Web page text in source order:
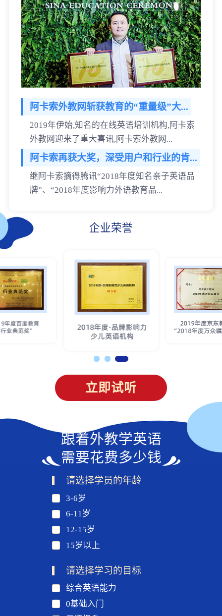
阿卡索外教网斩获教育的“重量级”大...
2019年伊始,知名的在线英语培训机构,阿卡索
外教网迎来了重大喜讯,阿卡索外教网...
阿卡索再获大奖，深受用户和行业的肯...
继阿卡索摘得腾讯“2018年度知名亲子英语品
牌”、“2018年度影响力外语教育品...
企业荣誉
立即试听
跟着外教学英语
需要花费多少钱
请选择学员的年龄
3-6岁
6-11岁
12-15岁
15岁以上
请选择学习的目标
综合英语能力
0基础入门